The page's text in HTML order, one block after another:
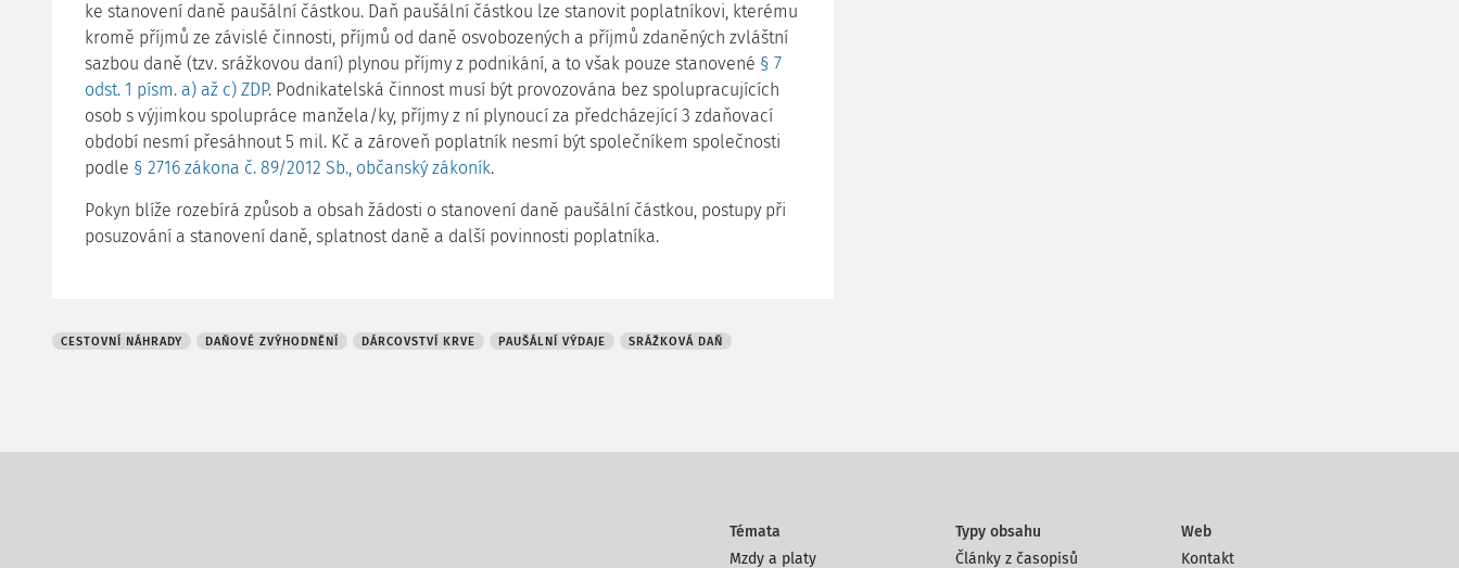
ke stanovení daně paušální částkou. Daň paušální částkou lze stanovit poplatníkovi, kterému
kromě příjmů ze závislé činnosti, příjmů od daně osvobozených a příjmů zdaněných zvláštní
sazbou daně (tzv. srážkovou daní) plynou příjmy z podnikání, a to však pouze stanovené § 7
odst. 1 písm. a) až c) ZDP. Podnikatelská činnost musí být provozována bez spolupracujících
osob s výjimkou spolupráce manžela/ky, příjmy z ní plynoucí za předcházející 3 zdaňovací
období nesmí přesáhnout 5 mil. Kč a zároveň poplatník nesmí být společníkem společnosti
podle § 2716 zákona č. 89/2012 Sb., občanský zákoník.
Pokyn blíže rozebírá způsob a obsah žádosti o stanovení daně paušální částkou, postupy při
posuzování a stanovení daně, splatnost daně a další povinnosti poplatníka.
CESTOVNÍ NÁHRADY DAŇOVÉ ZVÝHODNĚNÍ DÁRCOVSTVÍ KRVE PAUŠÁLNÍ VÝDAJE SRÁŽKOVÁ DAŇ
Témata
Mzdy a platy
Typy obsahu
Články z časopisů
Web
Kontakt